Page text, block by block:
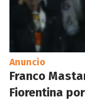
Anuncio
Franco
Fiorentina